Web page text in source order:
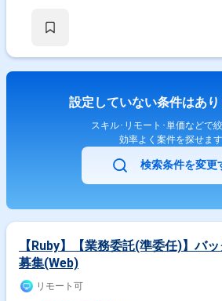
■DB：MySQL ■Web Server：Jenkins ■コンテ
設定していない条件はあり
スキル･リモート･単価などで絞
効率よく案件を探せます
検索条件を変更
【Ruby】【業務委託(準委任)】バ
募集(Web)
リモート可